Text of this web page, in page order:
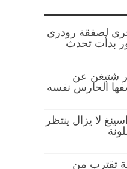
لصفقة رودري
بدأت تحدث
شتيغن عن
الحارس نفسه
لا يزال ينتظر
تقترب من